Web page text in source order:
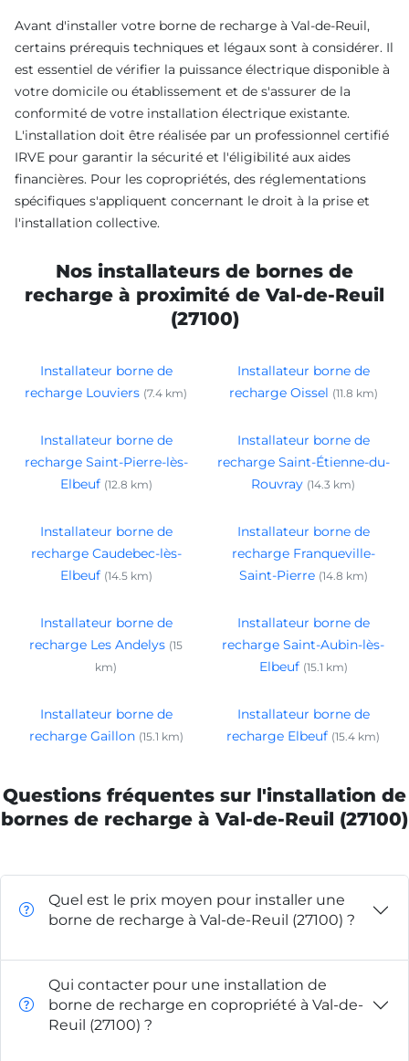
Avant d'installer votre borne de recharge à Val-de-Reuil,
certains prérequis techniques et légaux sont à considérer. Il
est essentiel de vérifier la puissance électrique disponible à
votre domicile ou établissement et de s'assurer de la
conformité de votre installation électrique existante.
L'installation doit être réalisée par un professionnel certifié
IRVE pour garantir la sécurité et l'éligibilité aux aides
financières. Pour les copropriétés, des réglementations
spécifiques s'appliquent concernant le droit à la prise et
l'installation collective.
Nos installateurs de bornes de
recharge à proximité de Val-de-Reuil
(27100)
Installateur borne de
recharge Louviers (7.4 km)
Installateur borne de
recharge Oissel (11.8 km)
Installateur borne de
recharge Saint-Pierre-lès-
Elbeuf (12.8 km)
Installateur borne de
recharge Saint-Étienne-du-
Rouvray (14.3 km)
Installateur borne de
recharge Caudebec-lès-
Elbeuf (14.5 km)
Installateur borne de
recharge Franqueville-
Saint-Pierre (14.8 km)
Installateur borne de
recharge Les Andelys (15
km)
Installateur borne de
recharge Saint-Aubin-lès-
Elbeuf (15.1 km)
Installateur borne de
recharge Gaillon (15.1 km)
Installateur borne de
recharge Elbeuf (15.4 km)
Questions fréquentes sur l'installation de
bornes de recharge à Val-de-Reuil (27100)
Quel est le prix moyen pour installer une
borne de recharge à Val-de-Reuil (27100) ?
Qui contacter pour une installation de
borne de recharge en copropriété à Val-de-
Reuil (27100) ?